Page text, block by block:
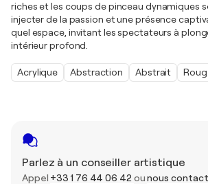
Parlez à un conseiller artistique
Appel +33 1 76 44 06 42 ounous
riches et les coups de pinceau dynamiques
injecter de la passion et une présence
quel espace, invitant les spectateurs à
intérieur profond.
Acrylique Abstraction Abstrait